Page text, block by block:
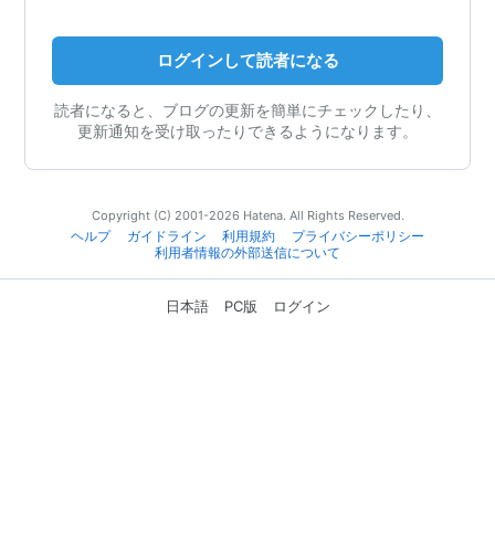
ログインして読者になる
読者になると、ブログの更新を簡単にチェックしたり、
更新通知を受け取ったりできるようになります。
Copyright (C) 2001-2026 Hatena. All Rights Reserved.
ヘルプ
ガイドライン 利用規約
プライバシーポリシー
利用者情報の外部送信について
日本語 PC版 ログイン